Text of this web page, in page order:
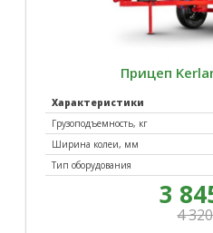
Прицеп
Характеристики
Грузоподъемность, кг
Ширина колеи, мм
Тип оборудования
3
4